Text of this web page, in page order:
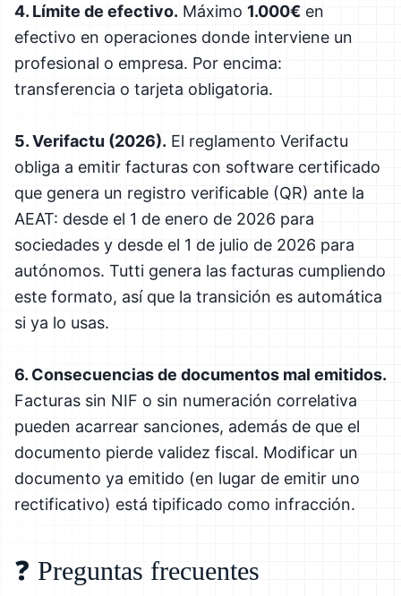
4. Límite de efectivo. Máximo 1.000€ en
efectivo en operaciones donde interviene un
profesional o empresa. Por encima:
transferencia o tarjeta obligatoria.
5. Verifactu (2026). El reglamento Verifactu
obliga a emitir facturas con software certificado
que genera un registro verificable (QR) ante la
AEAT: desde el 1 de enero de 2026 para
sociedades y desde el 1 de julio de 2026 para
autónomos. Tutti genera las facturas cumpliendo
este formato, así que la transición es automática
si ya lo usas.
6. Consecuencias de documentos mal emitidos.
Facturas sin NIF o sin numeración correlativa
pueden acarrear sanciones, además de que el
documento pierde validez fiscal. Modificar un
documento ya emitido (en lugar de emitir uno
rectificativo) está tipificado como infracción.
❓ Preguntas frecuentes